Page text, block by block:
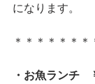
になります。
＊＊＊＊＊＊
・お魚ランチ